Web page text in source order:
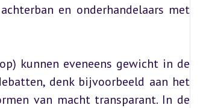
en onderhandelaars met
kunnen eveneens gewicht in de
denk bijvoorbeeld aan het
van macht transparant. In de